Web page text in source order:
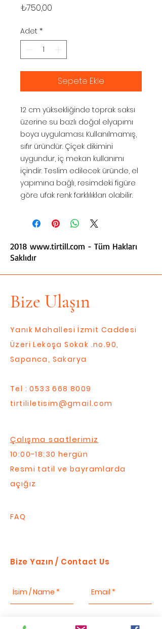
₺750,00
Adet *
Sepete Ekle
12 cm yüksekliğinde toprak saksı
üzerine su bazlı doğal elyapımı
boya uygulaması. Kullanılmamış,
sıfır üründür. Çiçek dikimini
uygundur, iç mekan kullanımı
içindir. Teslim edilecek üründe, el
yapımına bağlı, resimdeki figüre
göre ufak renk farklılıkları olabilir.
2018 www.tirtill.com - Tüm Hakları
Saklıdır
Bize Ulaşın
Yanık Mahallesi İzmit Caddesi
Üzeri Lekoşa Sokak .no.90,
Sapanca, Sakarya
Tel :0533 668 8009
tirtililetisim@gmail.com
Çalışma saatlerimiz
10:00-18:30 hergün
Resmi tatil ve bayramlarda
açığız
FAQ
Bize Yazın / Contact Us